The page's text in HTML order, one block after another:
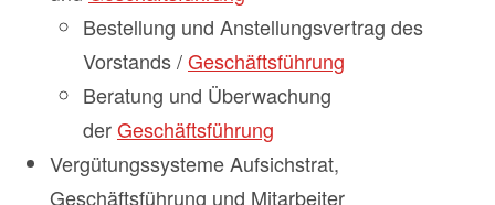
Bestellung und Anstellungsvertrag des
Vorstands /Geschäftsführung
Beratung und Überwachung
derGeschäftsführung
Vergütungssysteme Aufsichstrat,
Geschäftsführung und Mitarbeiter